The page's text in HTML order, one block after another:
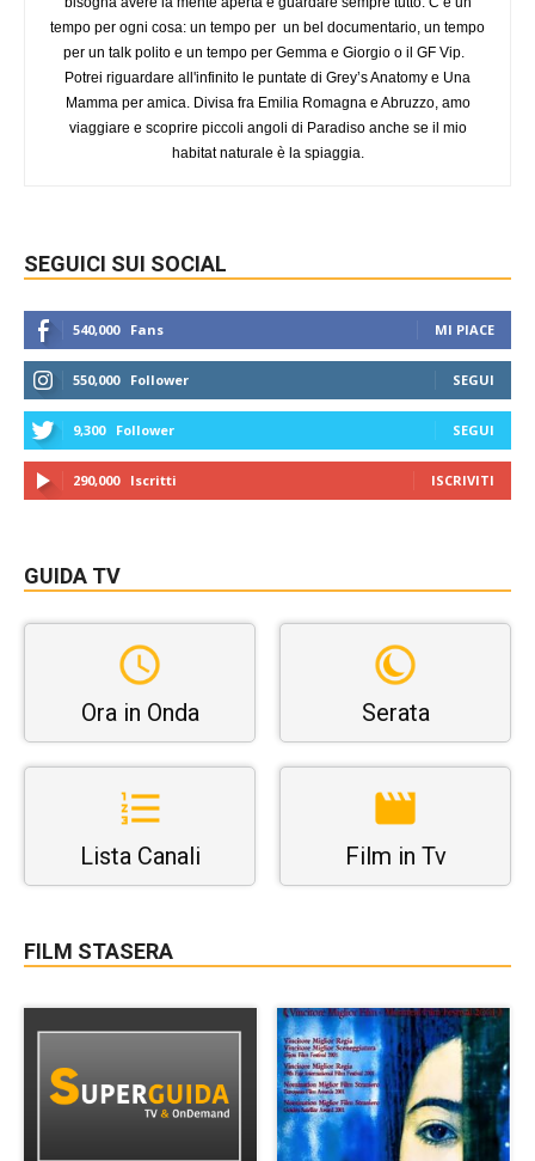
tempo per ogni cosa: un tempo per un bel documentario, un tempo
per un talk polito e un tempo per Gemma e Giorgio o il GF Vip.
Potrei riguardare all'infinito le puntate di Grey’s Anatomy e Una
Mamma per amica. Divisa fra Emilia Romagna e Abruzzo, amo
viaggiare e scoprire piccoli angoli di Paradiso anche se il mio
habitat naturale è la spiaggia.
SEGUICI SUI SOCIAL
540,000 Fans MI PIACE
550,000 Follower SEGUI
9,300 Follower SEGUI
290,000 Iscritti ISCRIVITI
GUIDA TV
Ora in Onda Serata
Lista Canali Film in Tv
FILM STASERA